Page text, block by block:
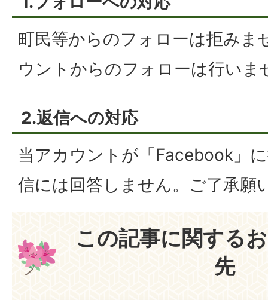
町民等からのフォローは拒みま
ウントからのフォローは行いま
2.返信への対応
当アカウントが「Facebook」
信には回答しません。ご了承願
この記事に関する
先